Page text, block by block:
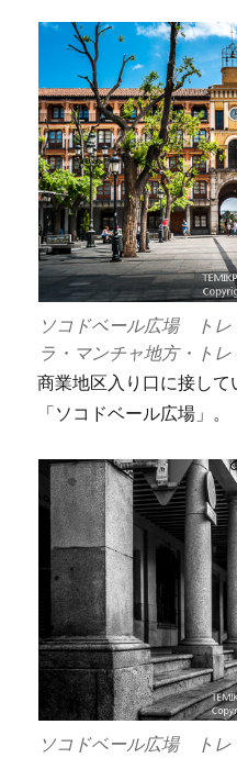
ソコドベール広場 ト
ラ・マンチャ地方・
商業地区入り口に接して
「ソコドベール広場」。
ソコドベール広場 ト